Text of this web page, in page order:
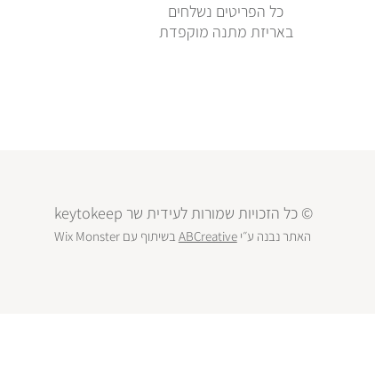
כל הפריטים נשלחים
באריזת מתנה מוקפדת
© כל הזכויות שמורות לעידית שר keytokeep
האתר נבנה ע״יABCreative בשיתוף עםWix Monster